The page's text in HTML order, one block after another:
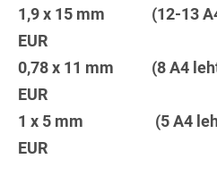
1,9 x 15 mm (12-13 A4
EUR
0,78 x 11 mm (8 A4
EUR
1 x 5 mm (5 A4
EUR